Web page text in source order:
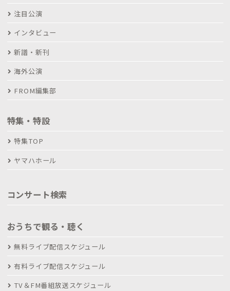
注目公演
インタビュー
新譜・新刊
海外公演
FROM編集部
特集・特設
特集TOP
ヤマハホール
コンサート検索
おうちで観る・聴く
無料ライブ配信スケジュール
有料ライブ配信スケジュール
TV＆FM番組放送スケジュール